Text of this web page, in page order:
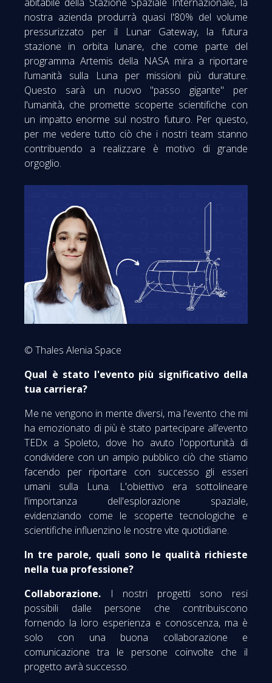
nostra azienda produrrà quasi l'80% del volume
pressurizzato per il Lunar Gateway, la futura
stazione in orbita lunare, che come parte del
programma Artemis della NASA mira a riportare
l’umanità sulla Luna per missioni più durature.
Questo sarà un nuovo "passo gigante" per
l'umanità, che promette scoperte scientifiche con
un impatto enorme sul nostro futuro. Per questo,
per me vedere tutto ciò che i nostri team stanno
contribuendo a realizzare è motivo di grande
orgoglio.
© Thales Alenia Space
Qual è stato l'evento più significativo della
tua carriera?
Me ne vengono in mente diversi, ma l'evento che mi
ha emozionato di più è stato partecipare all’evento
TEDx a Spoleto, dove ho avuto l'opportunità di
condividere con un ampio pubblico ciò che stiamo
facendo per riportare con successo gli esseri
umani sulla Luna. L'obiettivo era sottolineare
l'importanza dell'esplorazione spaziale,
evidenziando come le scoperte tecnologiche e
scientifiche influenzino le nostre vite quotidiane.
In tre parole, quali sono le qualità richieste
nella tua professione?
Collaborazione. I nostri progetti sono resi
possibili dalle persone che contribuiscono
fornendo la loro esperienza e conoscenza, ma è
solo con una buona collaborazione e
comunicazione tra le persone coinvolte che il
progetto avrà successo.